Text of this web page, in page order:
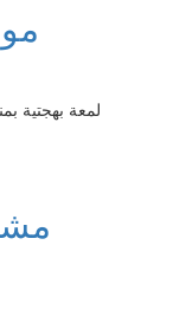
لمعة بهجتية